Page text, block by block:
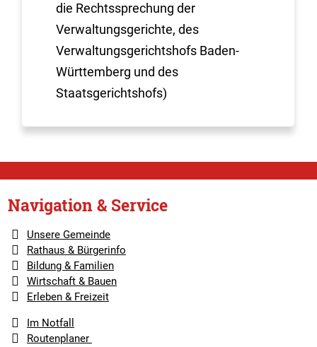
die Rechtssprechung der
Verwaltungsgerichte, des
Verwaltungsgerichtshofs Baden-
Württemberg und des
Staatsgerichtshofs)
Navigation & Service
Unsere Gemeinde
Rathaus & Bürgerinfo
Bildung & Familien
Wirtschaft & Bauen
Erleben & Freizeit
Im Notfall
Routenplaner